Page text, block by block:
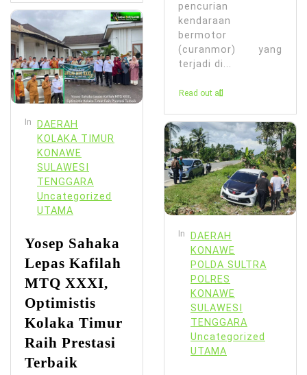
In
DAERAH
KOLAKA TIMUR
KONAWE
SULAWESI
TENGGARA
Uncategorized
UTAMA
Yosep Sahaka
Lepas Kafilah
MTQ XXXI,
Optimistis
Kolaka Timur
Raih Prestasi
Terbaik
pencurian
kendaraan
bermotor
(curanmor) yang
terjadi di...
Read out all
In
DAERAH
KONAWE
POLDA SULTRA
POLRES
KONAWE
SULAWESI
TENGGARA
Uncategorized
UTAMA